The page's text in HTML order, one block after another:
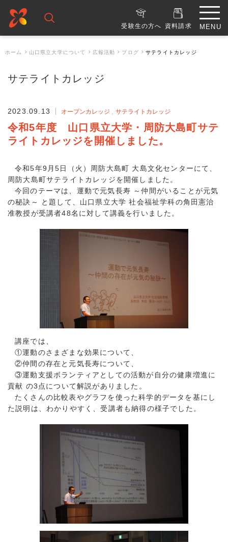
受験生の方へ 資料請求
ホーム 山口県立大学について 広報活動 ブログ サテライトカレッジ
サテライトカレッジ
2023.09.13 オープンカレッジ サテライトカレッジ
令和5年度 山口県立大学・周防大島町サテ
ライトカレッジを開催しました。
令和5年9月5日（火）周防大島町 大島文化センターにて、
周防大島町サテライトカレッジを開催しました。
今回のテーマは、運動で元気長寿 ～仲間がいることが元気
の秘訣～ と題して、山口県立大学 社会福祉学科の角田憲治
准教授が受講者48名に対して講義を行いました。
講座では、
①運動のさまざまな効果について、
②仲間の存在と元気長寿について、
③運動支援ボランティアとしての活動が自分の健康増進に
貢献 の3点について解説がありました。
たくさんの比較表やグラフを使った科学的データを基にし
た説明は、わかりやすく、受講者も納得の様子でした。